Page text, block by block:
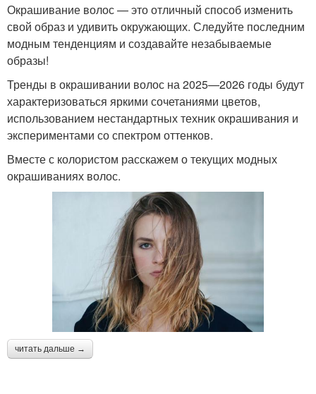
Окрашивание волос — это отличный способ изменить
свой образ и удивить окружающих. Следуйте последним
модным тенденциям и создавайте незабываемые
образы!
Тренды в окрашивании волос на 2025—2026 годы будут
характеризоваться яркими сочетаниями цветов,
использованием нестандартных техник окрашивания и
экспериментами со спектром оттенков.
Вместе с колористом расскажем о текущих модных
окрашиваниях волос.
читать дальше →